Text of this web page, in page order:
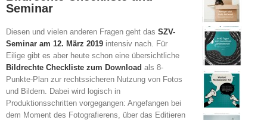
Seminar
Diesen und vielen anderen Fragen geht das SZV-
Seminar am 12. März 2019 intensiv nach. Für
Eilige gibt es aber heute schon eine übersichtliche
Bildrechte Checkliste zum Download als 8-
Punkte-Plan zur rechtssicheren Nutzung von Fotos
und Bildern. Dabei wird logisch in
Produktionsschritten vorgegangen: Angefangen bei
dem Moment des Fotografierens, über das Editieren